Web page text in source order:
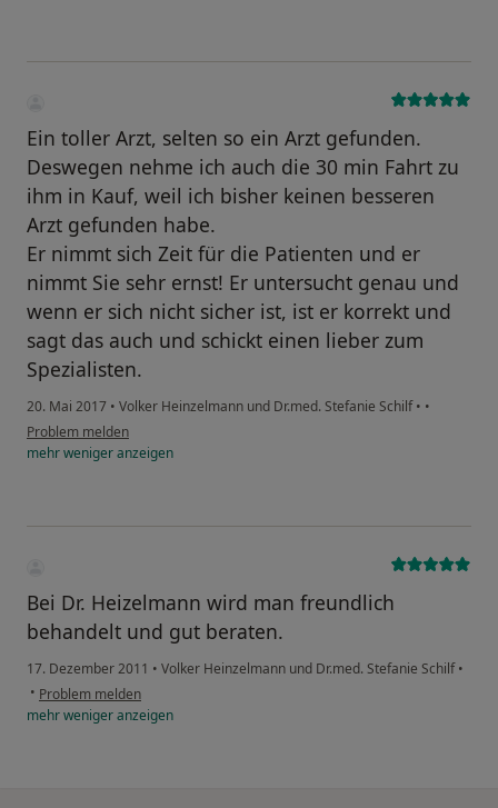
Ein toller Arzt, selten so ein Arzt gefunden.
Deswegen nehme ich auch die 30 min Fahrt zu
ihm in Kauf, weil ich bisher keinen besseren
Arzt gefunden habe.
Er nimmt sich Zeit für die Patienten und er
nimmt Sie sehr ernst! Er untersucht genau und
wenn er sich nicht sicher ist, ist er korrekt und
sagt das auch und schickt einen lieber zum
Spezialisten.
20. Mai 2017 • Volker Heinzelmann und Dr.med. Stefanie Schilf• •
Problem melden
mehrwenigeranzeigen
Bei Dr. Heizelmann wird man freundlich
behandelt und gut beraten.
17. Dezember 2011 • Volker Heinzelmann und Dr.med. Stefanie Schilf•
• Problem melden
mehrwenigeranzeigen